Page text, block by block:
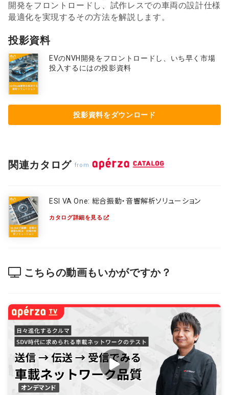
開発をフロントロードし、試作レスでの車両の設計仕様
最適化を実現するその方法を解説します。
投影資料
EVのNVH開発をフロントロードし、いち早く市場
投入するにはの投影資料
投影資料をダウンロード
関連カタログ from
ESI VA One: 総合振動・音響解析ソリューション
カタログ詳細を見る
こちらの動画もいかがですか？
オンデマンド